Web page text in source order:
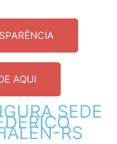
AQUI
SEDE
RS